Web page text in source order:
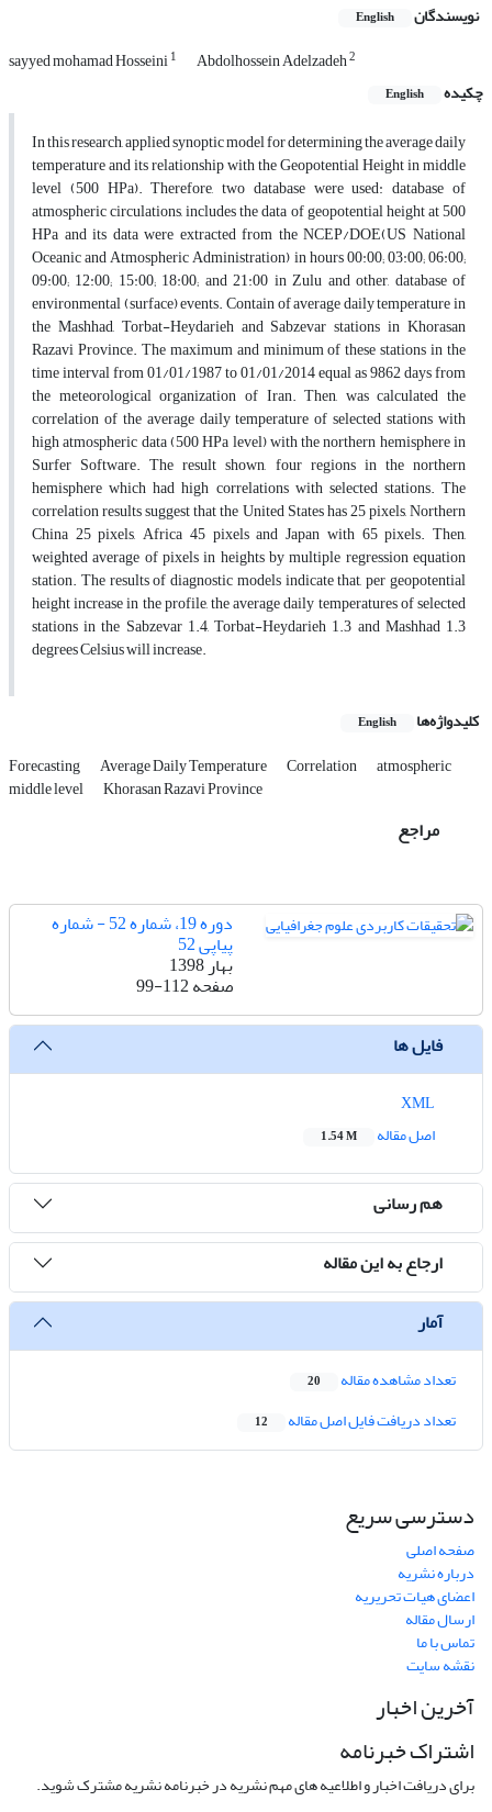
نویسندگان English
sayyed mohamad Hosseini1 Abdolhossein Adelzadeh2
چکیده English
In this research, applied synoptic model for determining the average daily
temperature and its relationship with the Geopotential Height in middle
level (500 HPa). Therefore, two database were used: database of
atmospheric circulations, includes the data of geopotential height at 500
HPa and its data were extracted from the NCEP/DOE(US National
Oceanic and Atmospheric Administration) in hours 00:00; 03:00; 06:00;
09:00; 12:00; 15:00; 18:00; and 21:00 in Zulu and other, database of
environmental (surface) events. Contain of average daily temperature in
the Mashhad, Torbat-Heydarieh and Sabzevar stations in Khorasan
Razavi Province. The maximum and minimum of these stations in the
time interval from 01/01/1987 to 01/01/2014 equal as 9862 days from
the meteorological organization of Iran. Then, was calculated the
correlation of the average daily temperature of selected stations with
high atmospheric data (500 HPa level) with the northern hemisphere in
Surfer Software. The result shown, four regions in the northern
hemisphere which had high correlations with selected stations. The
correlation results suggest that the United States has 25 pixels, Northern
China 25 pixels, Africa 45 pixels and Japan with 65 pixels. Then,
weighted average of pixels in heights by multiple regression equation
station. The results of diagnostic models indicate that, per geopotential
height increase in the profile, the average daily temperatures of selected
stations in the Sabzevar 1.4, Torbat-Heydarieh 1.3 and Mashhad 1.3
degrees Celsius will increase.
کلیدواژه‌ها English
Forecasting Average Daily Temperature Correlation atmospheric
middle level Khorasan Razavi Province
مراجع
دوره 19، شماره 52 - شماره
پیاپی 52
بهار 1398
صفحه99-112
فایل ها
اصل مقاله
1.54 M
هم رسانی
ارجاع به این مقاله
آمار
تعداد مشاهده مقاله 20
تعداد دریافت فایل اصل مقاله 12
دسترسی سریع
صفحه اصلی
درباره نشریه
اعضای هیات تحریریه
ارسال مقاله
تماس با ما
نقشه سایت
آخرین اخبار
اشتراک خبرنامه
برای دریافت اخبار و اطلاعیه های مهم نشریه در خبرنامه نشریه مشترک شوید.